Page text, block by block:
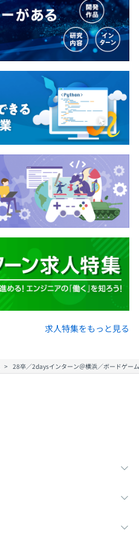
求人特集をもっと見る
28卒／2daysインターン＠横浜／ボードゲー